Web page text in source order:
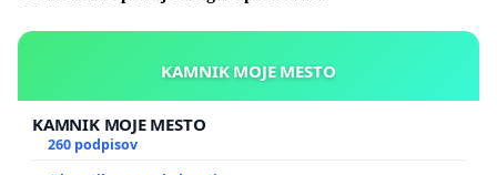
KAMNIK MOJE MESTO
KAMNIK MOJE MESTO
260 podpisov